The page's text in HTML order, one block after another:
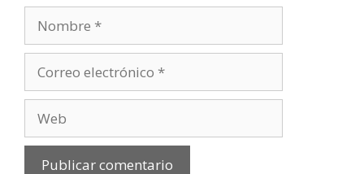
electrónico